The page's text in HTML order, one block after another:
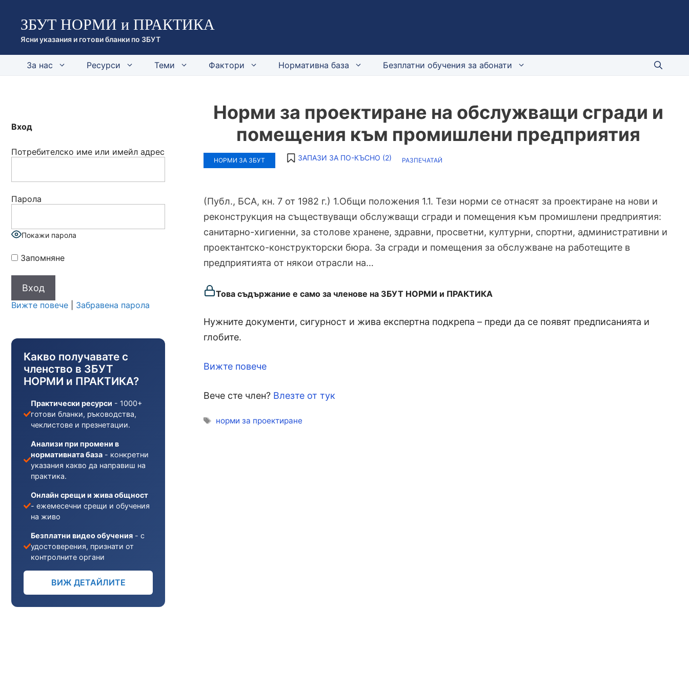
съдържанието
ЗБУТ НОРМИ и ПРАКТИКА
Ясни указания и готови бланки по ЗБУТ
За нас Ресурси Теми Фактори Нормативна база Безплатни обучения за абонати
Норми за проектиране на обслужващи сгради и
помещения към промишлени предприятия
НОРМИ ЗА ЗБУТ ЗАПАЗИ ЗА ПО-КЪСНО (2) РАЗПЕЧАТАЙ
(Публ., БСА, кн. 7 от 1982 г.) 1.Общи положения 1.1. Тези норми се отнасят за проектиране на нови и
реконструкция на съществуващи обслужващи сгради и помещения към промишлени предприятия:
санитарно-хигиенни, за столове хранене, здравни, просветни, културни, спортни, административни и
проектантско-конструкторски бюра. За сгради и помещения за обслужване на работещите в
предприятията от някои отрасли на…
Това съдържание е само за членове на ЗБУТ НОРМИ и ПРАКТИКА
Нужните документи, сигурност и жива експертна подкрепа – преди да се появят предписанията и
глобите.
Вижте повече
Вече сте член? Влезте от тук
Етикети
норми за проектиране
Вход
Потребителско име или имейл адрес
Парола
Покажи парола
Запомняне
Вижте повече Забравена парола
Какво получавате с
членство в ЗБУТ
НОРМИ и ПРАКТИКА?
Практически ресурси - 1000+
готови бланки, ръководства,
чеклистове и презнетации.
Анализи при промени в
нормативната база - конкретни
указания какво да направиш на
практика.
Онлайн срещи и жива общност
- ежемесечни срещи и обучения
на живо
Безплатни видео обучения - с
удостоверения, признати от
контролните органи
ВИЖ ДЕТАЙЛИТЕ